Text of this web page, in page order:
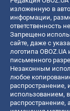
изложенную в
информации,
ответственность
Запрещено
сайте, даже с
логотипа
письменного
Незаконным
любое
распространение,
использованием,
распространение,